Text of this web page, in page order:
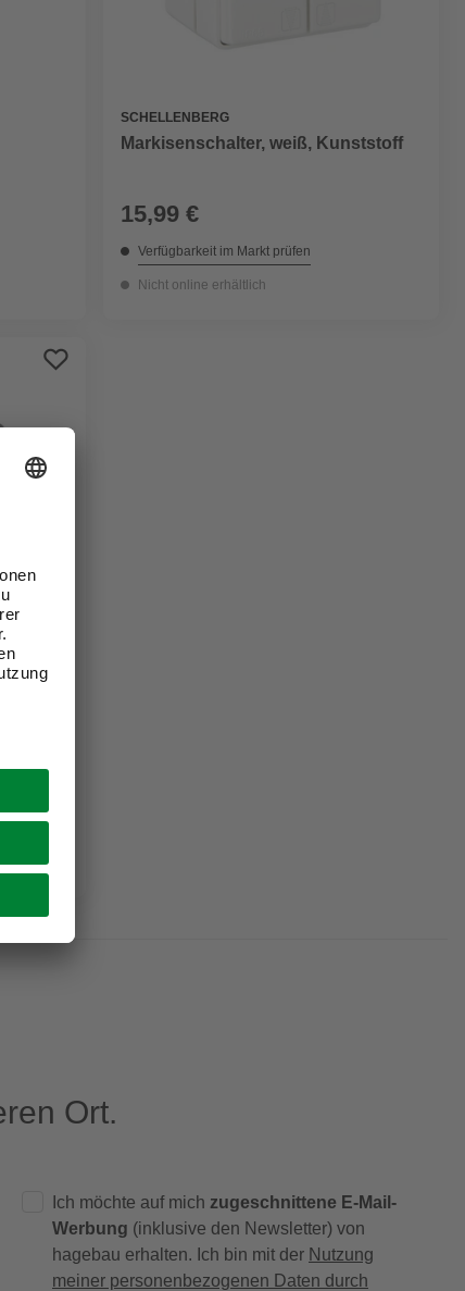
SCHELLENBERG
Markisenschalter, weiß, Kunststoff
15,99 €
Verfügbarkeit im Markt prüfen
Nicht online erhältlich
Ort.
Ich möchte auf mich zugeschnittene E-Mail-
Werbung (inklusive den Newsletter) von
hagebau erhalten. Ich bin mit der Nutzung
meiner personenbezogenen Daten durch